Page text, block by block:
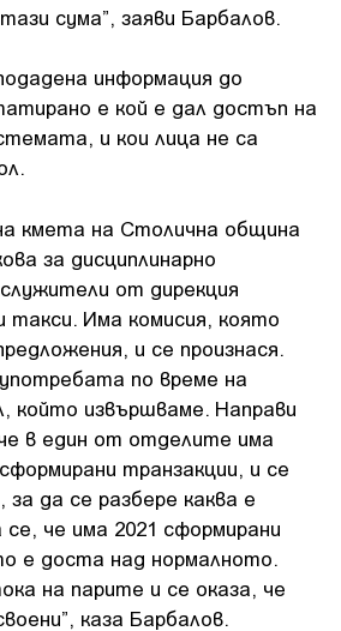
сума”, заяви Барбалов.
информация до
е кой е дал достъп на
и кои лица не са
кмета на Столична община
за дисциплинарно
от дирекция
такси. Има комисия, която
и се произнася.
по време на
който извършваме. Направи
в един от отделите има
транзакции, и се
за да се разбере каква е
че има 2021 сформирани
е доста над нормалното.
на парите и се оказа, че
каза Барбалов.